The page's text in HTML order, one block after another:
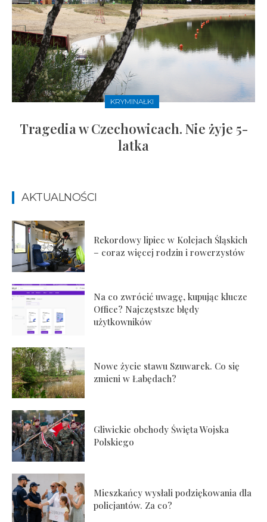
KRYMINAŁKI
Tragedia w Czechowicach. Nie żyje 5-
latka
AKTUALNOŚCI
Rekordowy lipiec w Kolejach Śląskich
– coraz więcej rodzin i rowerzystów
Na co zwrócić uwagę, kupując klucze
Office? Najczęstsze błędy
użytkowników
Nowe życie stawu Szuwarek. Co się
zmieni w Łabędach?
Gliwickie obchody Święta Wojska
Polskiego
Mieszkańcy wysłali podziękowania dla
policjantów. Za co?